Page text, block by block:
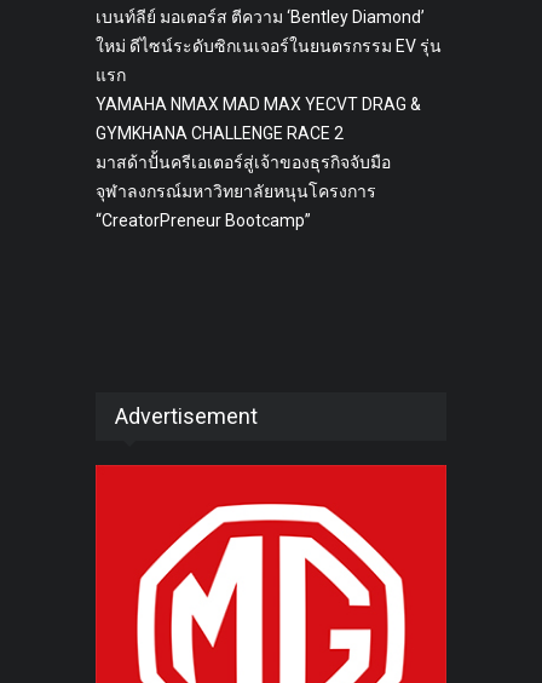
เบนท์ลีย์ มอเตอร์ส ตีความ ‘Bentley Diamond’
ใหม่ ดีไซน์ระดับซิกเนเจอร์ในยนตรกรรม EV รุ่น
แรก
YAMAHA NMAX MAD MAX YECVT DRAG &
GYMKHANA CHALLENGE RACE 2
มาสด้าปั้นครีเอเตอร์สู่เจ้าของธุรกิจจับมือ
จุฬาลงกรณ์มหาวิทยาลัยหนุนโครงการ
“CreatorPreneur Bootcamp”
Advertisement